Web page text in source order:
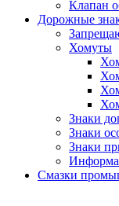
Клапан
Дорожные
Хомуты
Знаки
Знаки
Знаки
Смазки